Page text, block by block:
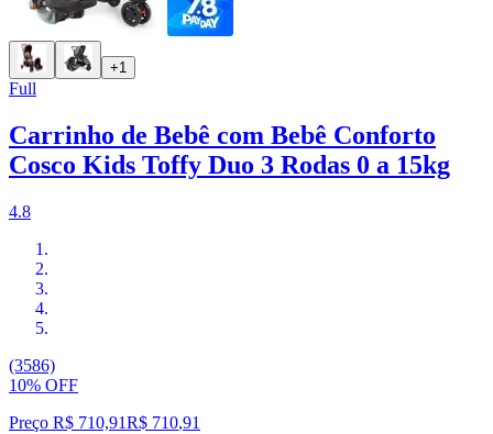
+1
Full
Carrinho de Bebê com Bebê Conforto
Cosco Kids Toffy Duo 3 Rodas 0 a 15kg
4.8
(3586)
10% OFF
Preço R$ 710,91R$ 710,91